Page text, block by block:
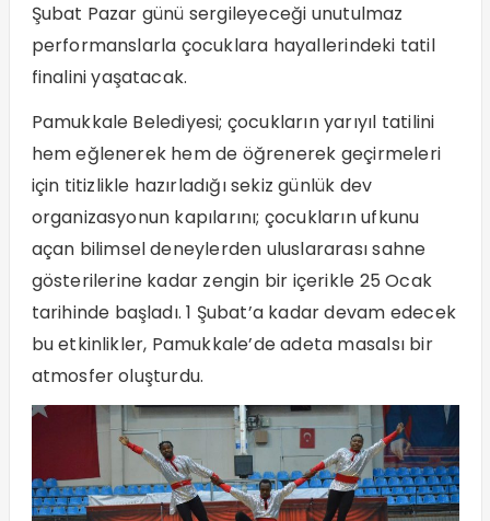
Şubat Pazar günü sergileyeceği unutulmaz
performanslarla çocuklara hayallerindeki tatil
finalini yaşatacak.
Pamukkale Belediyesi; çocukların yarıyıl tatilini
hem eğlenerek hem de öğrenerek geçirmeleri
için titizlikle hazırladığı sekiz günlük dev
organizasyonun kapılarını; çocukların ufkunu
açan bilimsel deneylerden uluslararası sahne
gösterilerine kadar zengin bir içerikle 25 Ocak
tarihinde başladı. 1 Şubat’a kadar devam edecek
bu etkinlikler, Pamukkale’de adeta masalsı bir
atmosfer oluşturdu.